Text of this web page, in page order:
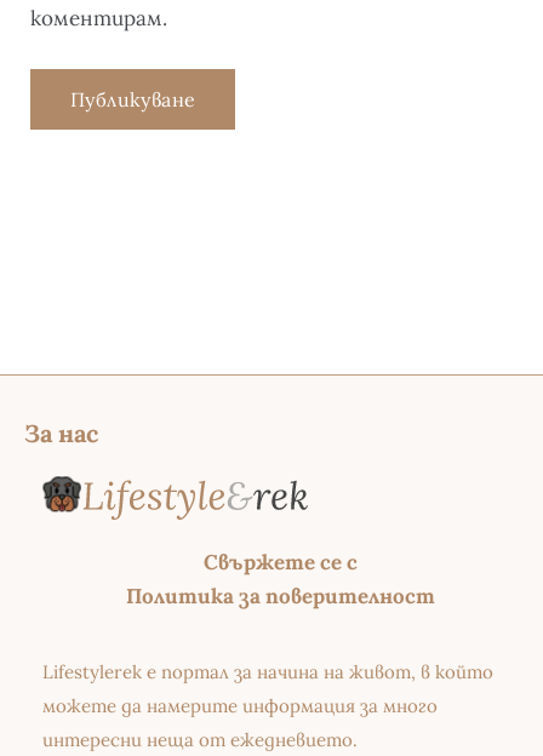
коментирам.
За нас
Свържете се с
Политика за поверителност
Lifestylerek е портал за начина на живот, в който
можете да намерите информация за много
интересни неща от ежедневието.